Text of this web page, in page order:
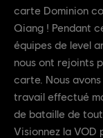
carte Dominion
Qiang ! Pendant
équipes de level
nous ont rejoints
carte. Nous
travail effectué
de bataille de
Visionnez la